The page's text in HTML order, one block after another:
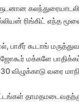
ரிங்கிட் எந்த
பாசீர் கூடாங்
மக்களே
விழுக்காடு வரை